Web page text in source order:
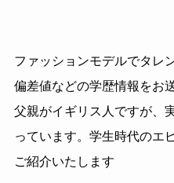
ファッションモデルでタレ
偏差値などの学歴情報をお
父親がイギリス人ですが、
っています。学生時代のエ
ご紹介いたします